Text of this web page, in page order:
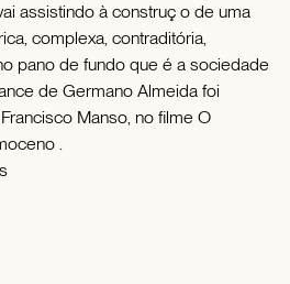
assistindo à construç o de uma
complexa, contraditória,
pano de fundo que é a sociedade
de Germano Almeida foi
Manso, no filme O
.